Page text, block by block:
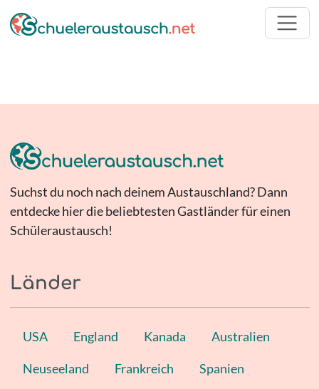
Suchst du noch nach deinem Austauschland? Dann
entdecke hier die beliebtesten Gastländer für einen
Schüleraustausch!
Länder
USA England Kanada Australien
Neuseeland Frankreich Spanien